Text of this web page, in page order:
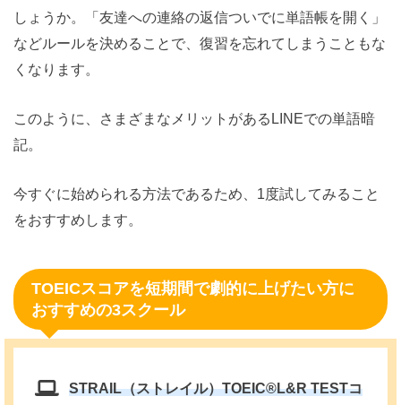
しょうか。「友達への連絡の返信ついでに単語帳を開く」
などルールを決めることで、復習を忘れてしまうこともな
くなります。
このように、さまざまなメリットがあるLINEでの単語暗
記。
今すぐに始められる方法であるため、1度試してみること
をおすすめします。
TOEICスコアを短期間で劇的に上げたい方に
おすすめの3スクール
STRAIL（ストレイル）TOEIC®️L&R TESTコ